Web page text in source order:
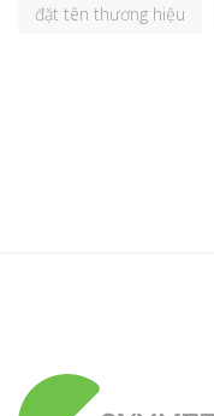
đặt tên thương hiệu